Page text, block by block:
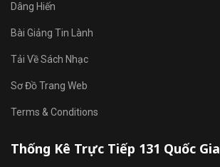
Dâng Hiến
Bài Giảng Tin Lành
Tải Về Sách Nhạc
Sơ Đồ Trang Web
Terms & Conditions
Thống Kê Trực Tiếp 131 Quốc Gia